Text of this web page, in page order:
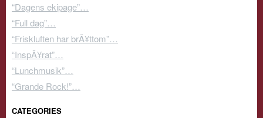
“Dagens ekipage”…
“Full dag”…
“Friskluften har brÃ¥ttom”…
“InspÃ¥rat”…
“Lunchmusik”…
“Grande Rock!”…
CATEGORIES